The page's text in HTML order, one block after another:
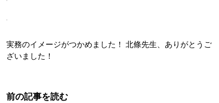
実務のイメージがつかめました！ 北條先生、ありがとうご
ざいました！
前の記事を読む